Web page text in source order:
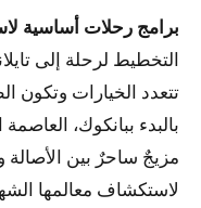
برامج رحلات أساسية
التخطيط لرحلة إلى
تتعدد الخيارات وتكون
بالبدء ببانكوك، العاصمة
مزيجٌ ساحرٌ بين
لاستكشاف معالمها